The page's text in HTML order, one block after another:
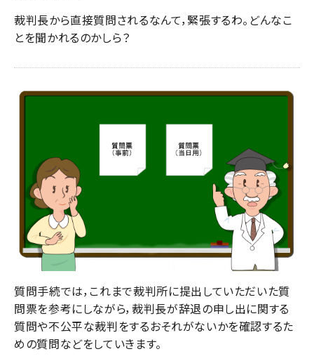
裁判長から直接質問されるなんて，緊張するわ。どんなこ
とを聞かれるのかしら？
質問手続では，これまで裁判所に提出していただいた質
問票を参考にしながら，裁判長が辞退の申し出に関する
質問や不公平な裁判をするおそれがないかを確認するた
めの質問などをしていきます。